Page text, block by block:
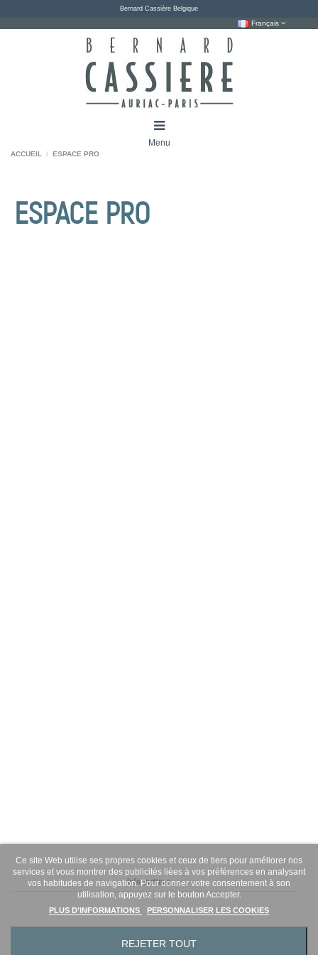
Bernard Cassière Belgique
Français
Menu
ACCUEIL ESPACE PRO
ESPACE PRO
Informations
Ce site Web utilise ses propres cookies et ceux de tiers pour améliorer nos
services et vous montrer des publicités liées à vos préférences en analysant
vos habitudes de navigation. Pour donner votre consentement à son
utilisation, appuyez sur le bouton Accepter.
PLUS D'INFORMATIONS PERSONNALISER LES COOKIES
REJETER TOUT